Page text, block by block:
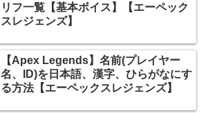
リフ一覧【基本ボイス】【エーペック
スレジェンズ】
【Apex Legends】名前(プレイヤー
名、ID)を日本語、漢字、ひらがなにす
る方法【エーペックスレジェンズ】